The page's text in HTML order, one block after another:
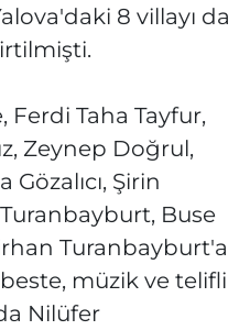
8 villayı da
Ferdi Taha Tayfur,
Zeynep Doğrul,
Şirin
Buse
Turanbayburt'a
beste, müzik ve telifli
Nilüfer